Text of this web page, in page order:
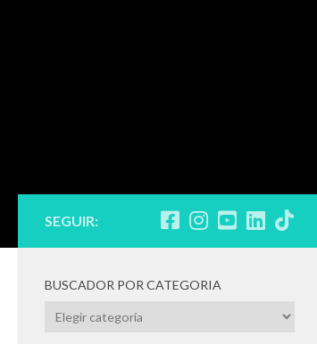
SEGUIR:
BUSCADOR POR CATEGORIA
BUSCADOR